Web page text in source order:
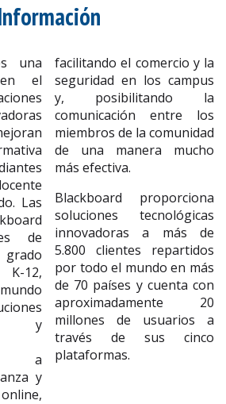
una
el
Las
de
12,
y
a
y
y la
la
los
más efectiva.
Blackboard proporciona
soluciones tecnológicas
innovadoras a más de
5.800 clientes repartidos
por todo el mundo en más
de 70 países y cuenta con
aproximadamente 20
millones de usuarios a
través de sus cinco
plataformas.